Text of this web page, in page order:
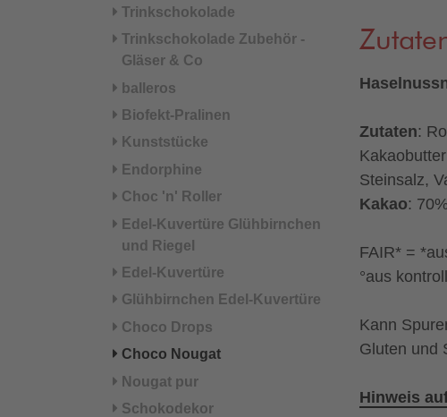
Trinkschokolade
Trinkschokolade Zubehör -
Gläser & Co
balleros
Biofekt-Pralinen
Kunststücke
Endorphine
Choc 'n' Roller
Edel-Kuvertüre Glühbirnchen
und Riegel
Edel-Kuvertüre
Glühbirnchen Edel-Kuvertüre
Choco Drops
Choco Nougat
Nougat pur
Schokodekor
Zutaten:
Steinsalz,
Kakao:
FAIR* =
°aus
Kann
Gluten und
Hinweis